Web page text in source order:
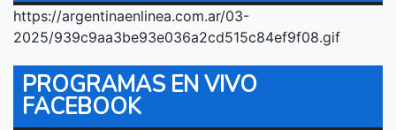
https://argentinaenlinea.com.ar/03-
2025/939c9aa3be93e036a2cd515c84ef9f08.gif
PROGRAMAS EN VIVO
FACEBOOK